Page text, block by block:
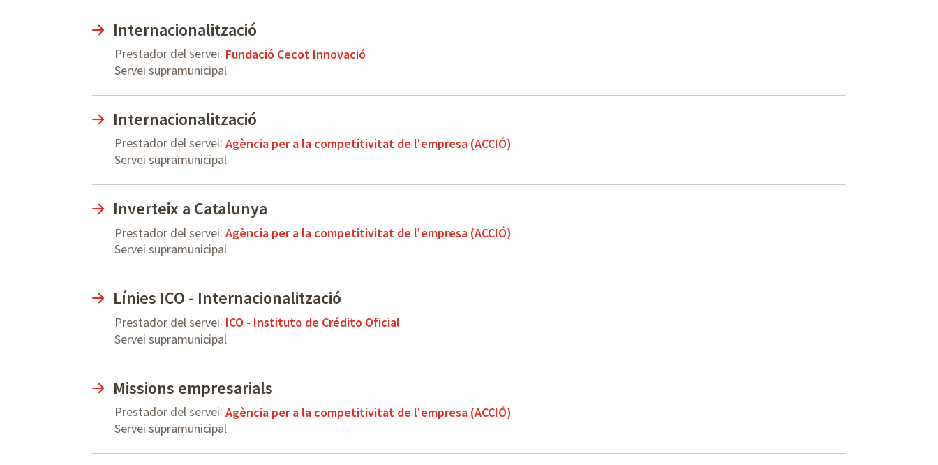
Internacionalització
Prestador del servei: Fundació Cecot Innovació
Servei supramunicipal
Internacionalització
Prestador del servei: Agència per a la competitivitat de l'empresa (ACCIÓ)
Servei supramunicipal
Inverteix a Catalunya
Prestador del servei: Agència per a la competitivitat de l'empresa (ACCIÓ)
Servei supramunicipal
Línies ICO - Internacionalització
Prestador del servei: ICO - Instituto de Crédito Oficial
Servei supramunicipal
Missions empresarials
Prestador del servei: Agència per a la competitivitat de l'empresa (ACCIÓ)
Servei supramunicipal